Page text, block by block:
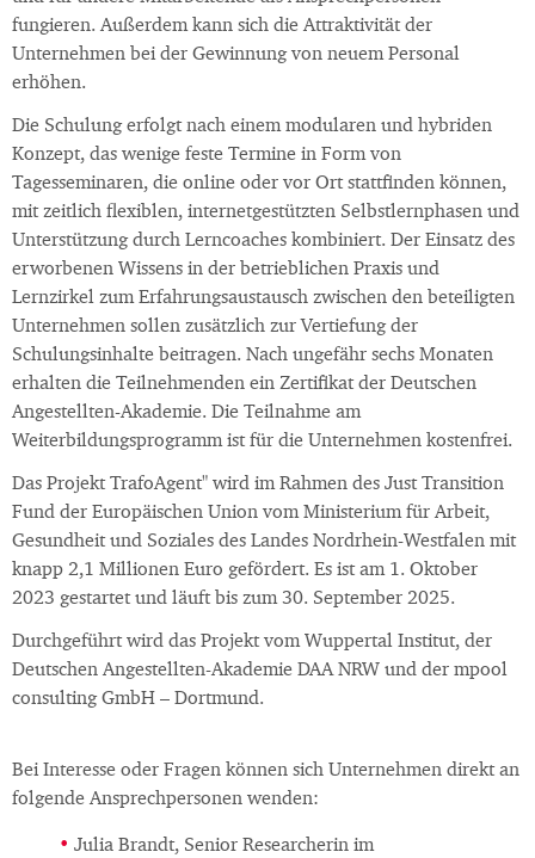
fungieren. Außerdem kann sich die Attraktivität der
Unternehmen bei der Gewinnung von neuem Personal
erhöhen.
Die Schulung erfolgt nach einem modularen und hybriden
Konzept, das wenige feste Termine in Form von
Tagesseminaren, die online oder vor Ort stattfinden können,
mit zeitlich flexiblen, internetgestützten Selbstlernphasen und
Unterstützung durch Lerncoaches kombiniert. Der Einsatz des
erworbenen Wissens in der betrieblichen Praxis und
Lernzirkel zum Erfahrungsaustausch zwischen den beteiligten
Unternehmen sollen zusätzlich zur Vertiefung der
Schulungsinhalte beitragen. Nach ungefähr sechs Monaten
erhalten die Teilnehmenden ein Zertifikat der Deutschen
Angestellten-Akademie. Die Teilnahme am
Weiterbildungsprogramm ist für die Unternehmen kostenfrei.
Das Projekt TrafoAgent" wird im Rahmen des Just Transition
Fund der Europäischen Union vom Ministerium für Arbeit,
Gesundheit und Soziales des Landes Nordrhein-Westfalen mit
knapp 2,1 Millionen Euro gefördert. Es ist am 1. Oktober
2023 gestartet und läuft bis zum 30. September 2025.
Durchgeführt wird das Projekt vom Wuppertal Institut, der
Deutschen Angestellten-Akademie DAA NRW und der mpool
consulting GmbH – Dortmund.
Bei Interesse oder Fragen können sich Unternehmen direkt an
folgende Ansprechpersonen wenden:
Julia Brandt, Senior Researcherin im